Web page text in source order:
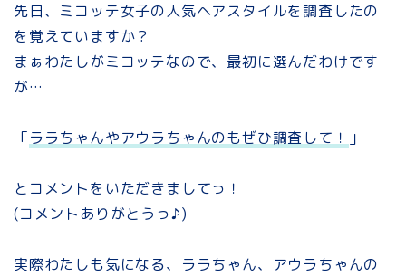
b
o
k
s
k
L
i
k
先日、ミコッテ女子の人気ヘアスタイルを調査したの
を覚えていますか？
まぁわたしがミコッテなので、最初に選んだわけです
が…
「ララちゃんやアウラちゃんのもぜひ調査して！ 」
とコメントをいただきましてっ！
(コメントありがとうっ♪)
実際わたしも気になる、ララちゃん、アウラちゃんの